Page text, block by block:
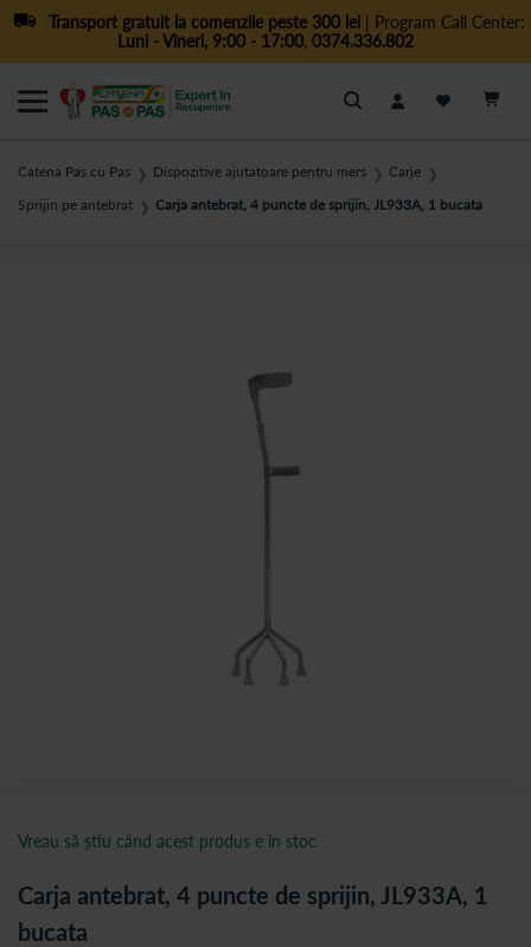
Transport gratuit la comenzile peste 300 lei| Program Call Center:
Luni - Vineri, 9:00 - 17:00, 0374.336.802
Cautare
Catena Pas cu Pas ❯ Dispozitive ajutatoare pentru mers ❯ Carje ❯
Sprijin pe antebrat ❯ Carja antebrat, 4 puncte de sprijin, JL933A, 1 bucata
Carja antebrat, 4 puncte de sprijin, JL933A, 1
bucata
Vreau să știu când acest produs e în stoc